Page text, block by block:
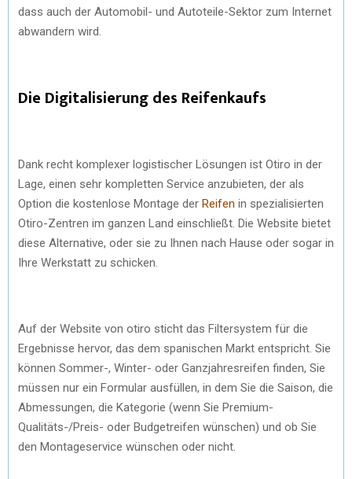
dass auch der Automobil- und Autoteile-Sektor zum Internet
abwandern wird.
Die Digitalisierung des Reifenkaufs
Dank recht komplexer logistischer Lösungen ist Otiro in der
Lage, einen sehr kompletten Service anzubieten, der als
Option die kostenlose Montage der Reifen in spezialisierten
Otiro-Zentren im ganzen Land einschließt. Die Website bietet
diese Alternative, oder sie zu Ihnen nach Hause oder sogar in
Ihre Werkstatt zu schicken.
Auf der Website von otiro sticht das Filtersystem für die
Ergebnisse hervor, das dem spanischen Markt entspricht. Sie
können Sommer-, Winter- oder Ganzjahresreifen finden, Sie
müssen nur ein Formular ausfüllen, in dem Sie die Saison, die
Abmessungen, die Kategorie (wenn Sie Premium-
Qualitäts-/Preis- oder Budgetreifen wünschen) und ob Sie
den Montageservice wünschen oder nicht.